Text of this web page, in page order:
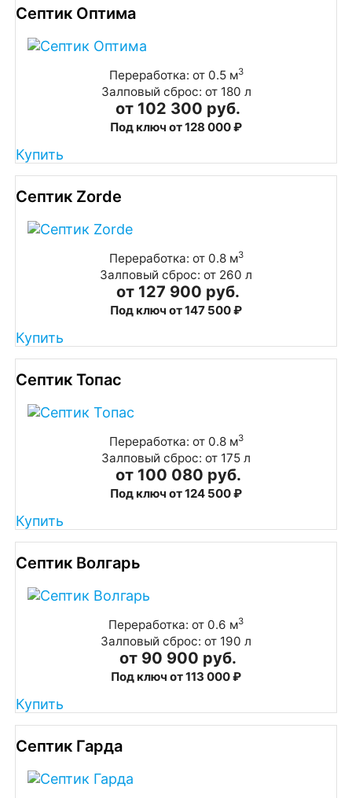
Септик Оптима
Переработка: от 0.5 м3
Залповый сброс: от 180 л
от 102 300 руб.
Под ключ от 128 000 ₽
Купить
Септик Zorde
Переработка: от 0.8 м3
Залповый сброс: от 260 л
от 127 900 руб.
Под ключ от 147 500 ₽
Купить
Септик Топас
Переработка: от 0.8 м3
Залповый сброс: от 175 л
от 100 080 руб.
Под ключ от 124 500 ₽
Купить
Септик Волгарь
Переработка: от 0.6 м3
Залповый сброс: от 190 л
от 90 900 руб.
Под ключ от 113 000 ₽
Купить
Септик Гарда